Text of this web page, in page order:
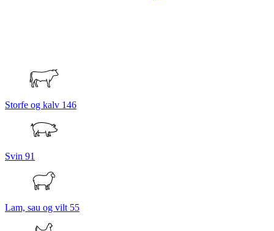
Storfe og kalv 146
Svin 91
Lam, sau og vilt 55